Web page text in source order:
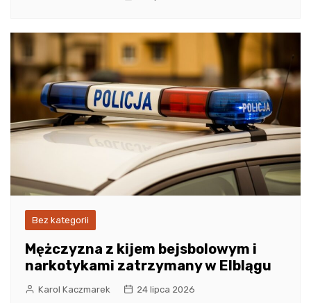
Bez kategorii
Mężczyzna z kijem bejsbolowym i
narkotykami zatrzymany w Elblągu
Karol Kaczmarek 24 lipca 2026